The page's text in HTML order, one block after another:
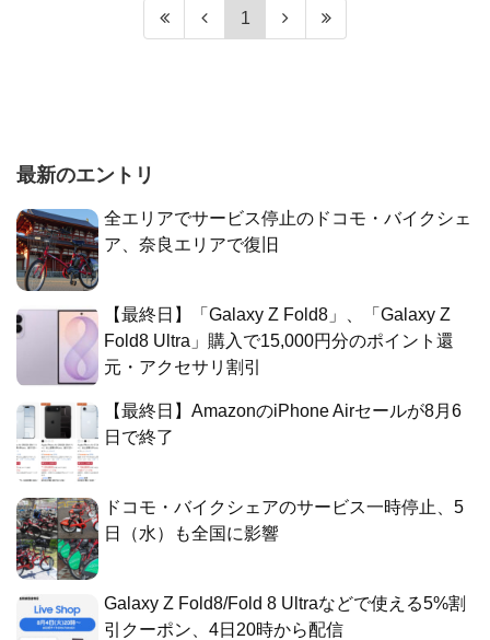
1
最新のエントリ
全エリアでサービス停止のドコモ・バイクシェ
ア、奈良エリアで復旧
【最終日】「Galaxy Z Fold8」、「Galaxy Z
Fold8 Ultra」購入で15,000円分のポイント還
元・アクセサリ割引
【最終日】AmazonのiPhone Airセールが8月6
日で終了
ドコモ・バイクシェアのサービス一時停止、5
日（水）も全国に影響
Galaxy Z Fold8/Fold 8 Ultraなどで使える5%割
引クーポン、4日20時から配信